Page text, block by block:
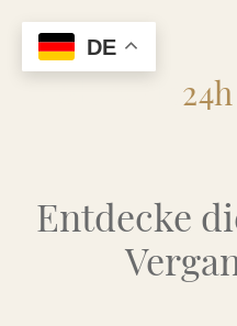
24h
Entdecke
DE